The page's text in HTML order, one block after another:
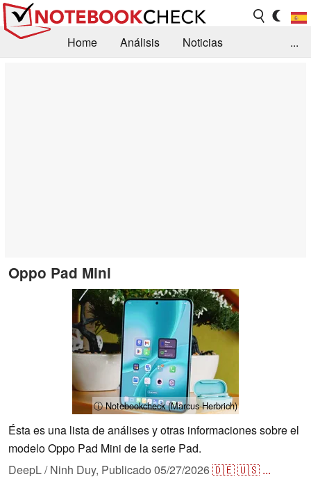
Home Análisis
Noticias
...
Oppo Pad Mini
ⓘ Notebookcheck (Marcus Herbrich)
Ésta es una lista de análises y otras informaciones sobre el
modelo Oppo Pad Mini de la serie Pad.
DeepL / Ninh Duy, Publicado 05/27/2026🇩🇪🇺🇸 ...